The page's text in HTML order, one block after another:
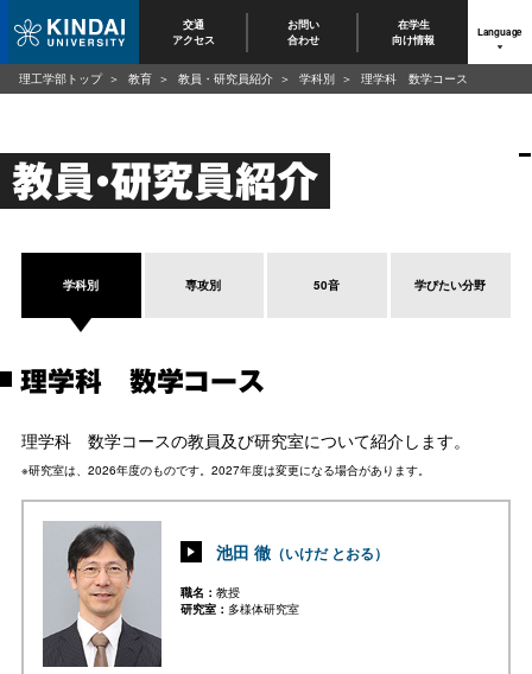
交通
アクセス
お問い
合わせ
在学生
向け情報
Language
教員・研究員紹介
学科別 専攻別 50音 学びたい分野
理学科 数学コース
理学科 数学コースの教員及び研究室について紹介します。
※研究室は、2026年度のものです。2027年度は変更になる場合があります。
池田 徹 （いけだ とおる）
職名
教授
研究室
多様体研究室
理工学部トップ 教育 教員・研究員紹介 学科別 理学科 数学コース